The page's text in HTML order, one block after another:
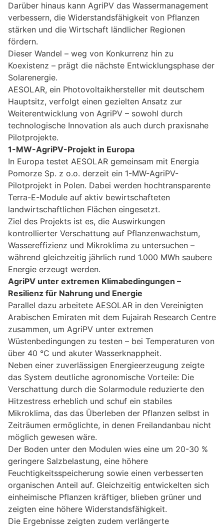
Darüber hinaus kann AgriPV das Wassermanagement
verbessern, die Widerstandsfähigkeit von Pflanzen
stärken und die Wirtschaft ländlicher Regionen
fördern.
Dieser Wandel – weg von Konkurrenz hin zu
Koexistenz – prägt die nächste Entwicklungsphase der
Solarenergie.
AESOLAR, ein Photovoltaikhersteller mit deutschem
Hauptsitz, verfolgt einen gezielten Ansatz zur
Weiterentwicklung von AgriPV – sowohl durch
technologische Innovation als auch durch praxisnahe
Pilotprojekte.
1-MW-AgriPV-Projekt in Europa
In Europa testet AESOLAR gemeinsam mit Energia
Pomorze Sp. z o.o. derzeit ein 1-MW-AgriPV-
Pilotprojekt in Polen. Dabei werden hochtransparente
Terra-E-Module auf aktiv bewirtschafteten
landwirtschaftlichen Flächen eingesetzt.
Ziel des Projekts ist es, die Auswirkungen
kontrollierter Verschattung auf Pflanzenwachstum,
Wassereffizienz und Mikroklima zu untersuchen –
während gleichzeitig jährlich rund 1.000 MWh saubere
Energie erzeugt werden.
AgriPV unter extremen Klimabedingungen –
Resilienz für Nahrung und Energie
Parallel dazu arbeitete AESOLAR in den Vereinigten
Arabischen Emiraten mit dem Fujairah Research Centre
zusammen, um AgriPV unter extremen
Wüstenbedingungen zu testen – bei Temperaturen von
über 40 °C und akuter Wasserknappheit.
Neben einer zuverlässigen Energieerzeugung zeigte
das System deutliche agronomische Vorteile: Die
Verschattung durch die Solarmodule reduzierte den
Hitzestress erheblich und schuf ein stabiles
Mikroklima, das das Überleben der Pflanzen selbst in
Zeiträumen ermöglichte, in denen Freilandanbau nicht
möglich gewesen wäre.
Der Boden unter den Modulen wies eine um 20-30 %
geringere Salzbelastung, eine höhere
Feuchtigkeitsspeicherung sowie einen verbesserten
organischen Anteil auf. Gleichzeitig entwickelten sich
einheimische Pflanzen kräftiger, blieben grüner und
zeigten eine höhere Widerstandsfähigkeit.
Die Ergebnisse zeigten zudem verlängerte